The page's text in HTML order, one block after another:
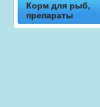
Корм для рыб,
препараты